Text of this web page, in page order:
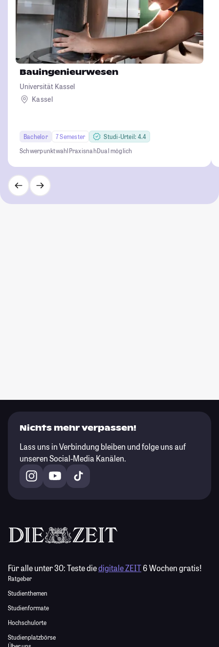
Bauingenieurwesen
Universität Kassel
Kassel
Bachelor 7 Semester
Studi-Urteil: 4.4
SchwerpunktwahlPraxisnahDual möglich
Nichts mehr verpassen!
Lass uns in Verbindung bleiben und folge uns auf
unseren Social-Media Kanälen.
Für alle unter 30:Teste diedigitale ZEIT6 Wochen gratis!
Ratgeber
Studienthemen
Studienformate
Hochschulorte
Studienplatzbörse